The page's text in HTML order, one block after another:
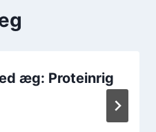
æg: Proteinrig